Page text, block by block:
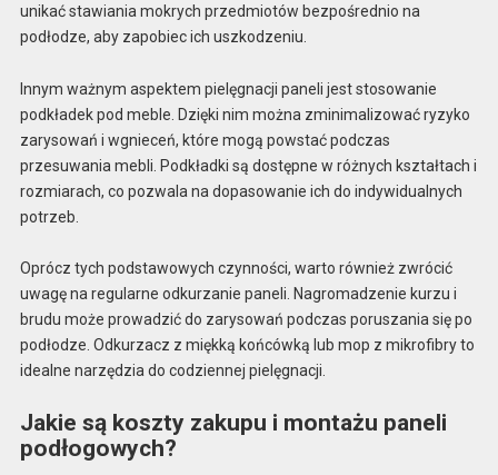
unikać stawiania mokrych przedmiotów bezpośrednio na
podłodze, aby zapobiec ich uszkodzeniu.
Innym ważnym aspektem pielęgnacji paneli jest stosowanie
podkładek pod meble. Dzięki nim można zminimalizować ryzyko
zarysowań i wgnieceń, które mogą powstać podczas
przesuwania mebli. Podkładki są dostępne w różnych kształtach i
rozmiarach, co pozwala na dopasowanie ich do indywidualnych
potrzeb.
Oprócz tych podstawowych czynności, warto również zwrócić
uwagę na regularne odkurzanie paneli. Nagromadzenie kurzu i
brudu może prowadzić do zarysowań podczas poruszania się po
podłodze. Odkurzacz z miękką końcówką lub mop z mikrofibry to
idealne narzędzia do codziennej pielęgnacji.
Jakie są koszty zakupu i montażu paneli
podłogowych?